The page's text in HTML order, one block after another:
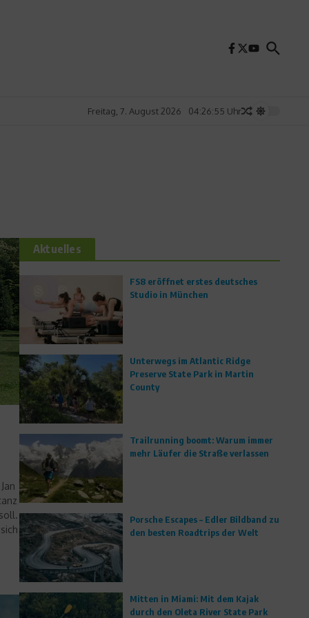
Freitag, 7. August 2026 04:26:57 Uhr
Aktuelles
FS8 eröffnet erstes deutsches
Studio in München
Unterwegs im Atlantic Ridge
Preserve State Park in Martin
County
Trailrunning boomt: Warum immer
mehr Läufer die Straße verlassen
Porsche Escapes – Edler Bildband zu
den besten Roadtrips der Welt
Mitten in Miami: Mit dem Kajak
durch den Oleta River State Park